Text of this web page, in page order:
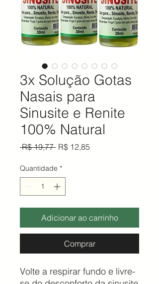
3x Solução Gotas
Nasais para
Sinusite e Renite
100% Natural
R$ 19,77 Preço normal
R$ 12,85
Quantidade *
Adicionar ao carrinho
Comprar
Volte a respirar fundo e livre-